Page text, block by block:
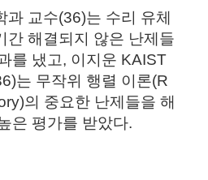
과 교수(36)는 수리 유체
간 해결되지 않은 난제들
를 냈고, 이지운 KAIST
는 무작위 행렬 이론(R
의 중요한 난제들을 해
은 평가를 받았다.